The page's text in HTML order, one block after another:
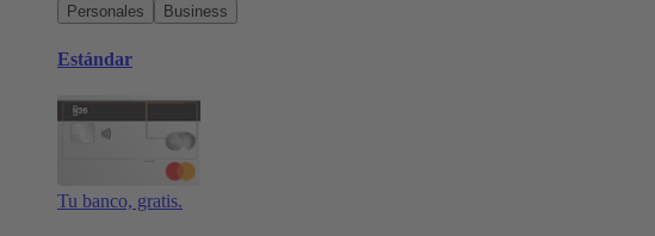
Personales
Business
Estándar
Tu banco, gratis.